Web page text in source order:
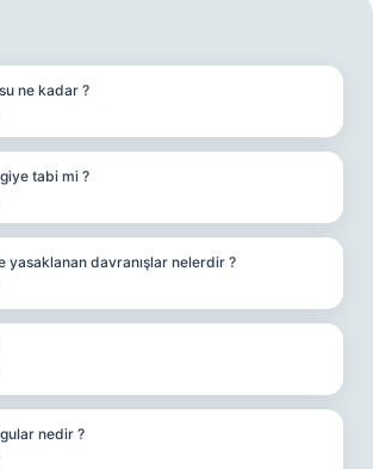
ne kadar ?
tabi mi ?
yasaklanan davranışlar nelerdir ?
nedir ?